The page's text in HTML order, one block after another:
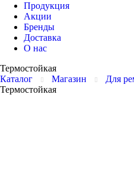
Продукция
Акции
Бренды
Доставка
О нас
Термостойкая
Каталог
Магазин Для
Термостойкая